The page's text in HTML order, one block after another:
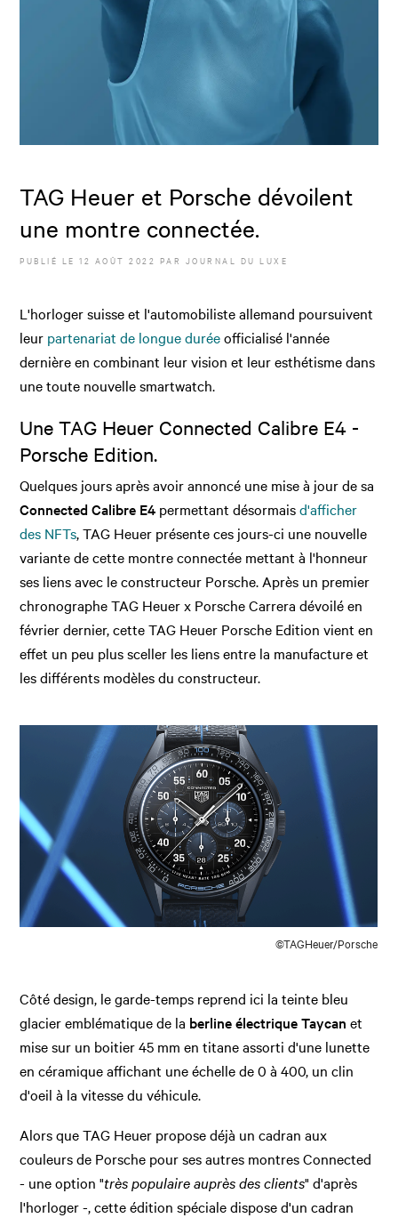
TAG Heuer et Porsche dévoilent
une montre connectée.
PUBLIÉ LE12 AOÛT 2022 PAR JOURNAL DU LUXE
L'horloger suisse et l'automobiliste allemand poursuivent
leur partenariat de longue duréeofficialisé l'année
dernière en combinant leur vision et leur esthétisme dans
une toute nouvelle smartwatch.
Une TAG Heuer Connected Calibre E4 -
Porsche Edition.
Quelques jours après avoir annoncé une mise à jour de sa
Connected Calibre E4 permettant désormaisd'afficher
des NFTs, TAG Heuer présente ces jours-ci une nouvelle
variante de cette montre connectée mettant à l'honneur
ses liens avec le constructeur Porsche. Après un premier
chronographe TAG Heuer x Porsche Carrera dévoilé en
février dernier, cette TAG Heuer Porsche Edition vient en
effet un peu plus sceller les liens entre la manufacture et
les différents modèles du constructeur.
©TAGHeuer/Porsche
Côté design, le garde-temps reprend ici la teinte bleu
glacier emblématique de la berline électrique Taycan et
mise sur un boitier 45 mm en titane assorti d'une lunette
en céramique affichant une échelle de 0 à 400, un clin
d'oeil à la vitesse du véhicule.
Alors que TAG Heuer propose déjà un cadran aux
couleurs de Porsche pour ses autres montres Connected
- une option "très populaire auprès des clients" d'après
l'horloger -, cette édition spéciale dispose d'un cadran